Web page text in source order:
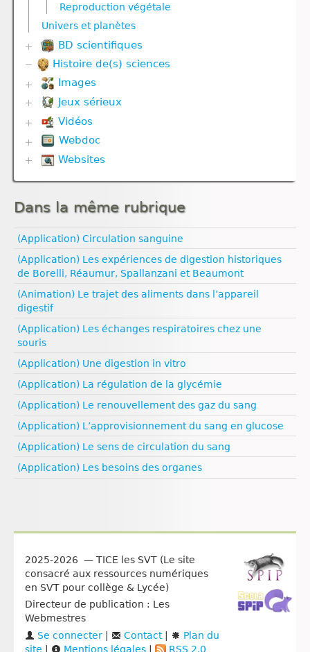
Reproduction végétale
Univers et planètes
BD scientifiques
Biodiversité
Corps humain
Divers
Evolution
Géodynamique externe et Climat
Géodynamique interne
Gestes techniques
Nutrition
Histoire de(s) sciences
Images
Corps humain
Jeux sérieux
Biodiversité
Défense immunitaire
Divers
Evolution
Nutrition
Ressources naturelles et pollution
Vidéos
Communication hormonale
Communication nerveuse
Corps humain
Défense immunitaire
Nutrition
Reproduction
Reproduction animale
Webdoc
Biodiversité
Défense immunitaire
Evolution
Génétique
Géodynamique interne
Ressources naturelles et pollution
Websites
Esprit critique
Géologie
Pédagogie
Santé
Sexualité
Vulgarisation scientifique
Dans la même rubrique
(Application) Circulation sanguine
(Application) Les expériences de digestion historiques
de Borelli, Réaumur, Spallanzani et Beaumont
(Animation) Le trajet des aliments dans l’appareil
digestif
(Application) Les échanges respiratoires chez une
souris
(Application) Une digestion in vitro
(Application) La régulation de la glycémie
(Application) Le renouvellement des gaz du sang
(Application) L’approvisionnement du sang en glucose
(Application) Le sens de circulation du sang
(Application) Les besoins des organes
2025-2026 — TICE les SVT (Le site
consacré aux ressources numériques
en SVT pour collège & Lycée)
Directeur de publication : Les
Webmestres
Se connecter | Contact|
Plan du
site | Mentions légales | RSS 2.0